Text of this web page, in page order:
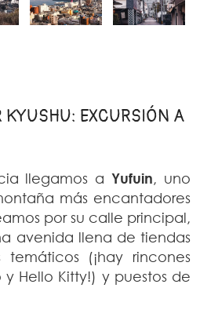
KYUSHU: EXCURSIÓN A
llegamos aYufuin, uno
más encantadores
por su calle principal,
avenida llena de tiendas
(¡hay rincones
y Hello Kitty!) y puestos de